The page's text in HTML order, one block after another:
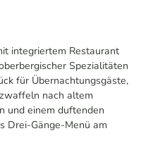
integriertem Restaurant
Spezialitäten
für Übernachtungsgäste,
nach altem
und einem duftenden
Drei-Gänge-Menü am